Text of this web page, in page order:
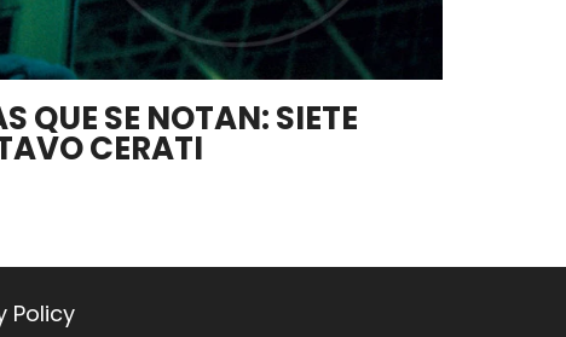
QUE SE NOTAN: SIETE
CERATI
Policy